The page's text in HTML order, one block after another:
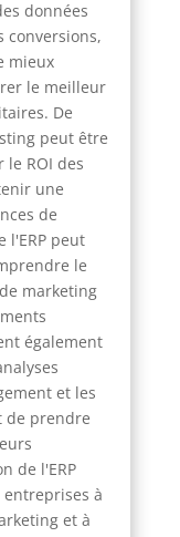
données
conversions,
mieux
le meilleur
De
peut être
le ROI des
une
de
l'ERP peut
le
marketing
également
et les
de prendre
de l'ERP
à
et à